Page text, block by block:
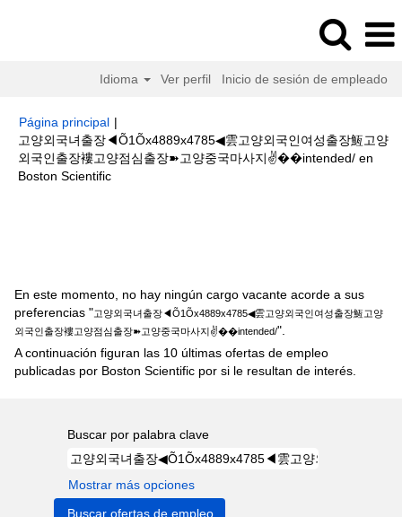
Idioma Ver perfil Inicio de sesión de empleado
Página principal |
고양외국녀출장◀Õ1Õx4889x4785◀雲고양외국인여성출장䱍고양
외국인출장褸고양점심출장➽고양중국마사지✌��intended/ en
Boston Scientific(página
En este momento, no hay ningún cargo vacante acorde a sus
preferencias "고양외국녀출장◀Õ1Õx4889x4785◀雲고양외국인여성출장䱍고양
외국인출장褸고양점심출장➽고양중국마사지✌��intended/".
A continuación figuran las 10 últimas ofertas de empleo
publicadas por Boston Scientific por si le resultan de interés.
Buscar por palabra clave
Mostrar más opciones